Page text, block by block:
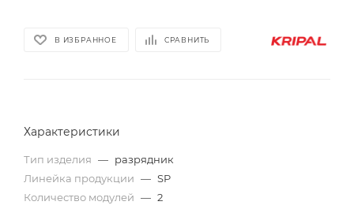
В ИЗБРАННОЕ СРАВНИТЬ
Характеристики
Тип изделия — разрядник
Линейка продукции — SP
Количество модулей — 2